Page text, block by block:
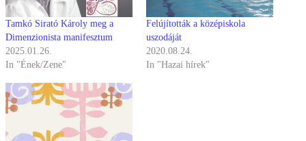
Tamkó Sirató Károly meg a
Dimenzionista manifesztum
2025.01.26.
In "Ének/Zene"
Felújították a középiskola
uszodáját
2020.08.24.
In "Hazai hírek"